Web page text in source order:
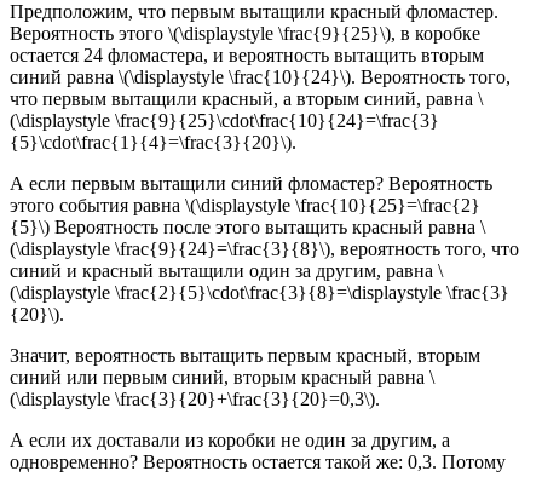
Предположим, что первым вытащили красный фломастер.
Вероятность этого \(\displaystyle \frac{9}{25}\), в коробке
остается 24 фломастера, и вероятность вытащить вторым
синий равна \(\displaystyle \frac{10}{24}\). Вероятность того,
что первым вытащили красный, а вторым синий, равна \
(\displaystyle \frac{9}{25}\cdot\frac{10}{24}=\frac{3}
{5}\cdot\frac{1}{4}=\frac{3}{20}\).
А если первым вытащили синий фломастер? Вероятность
этого события равна \(\displaystyle \frac{10}{25}=\frac{2}
{5}\) Вероятность после этого вытащить красный равна \
(\displaystyle \frac{9}{24}=\frac{3}{8}\), вероятность того, что
синий и красный вытащили один за другим, равна \
(\displaystyle \frac{2}{5}\cdot\frac{3}{8}=\displaystyle \frac{3}
{20}\).
Значит, вероятность вытащить первым красный, вторым
синий или первым синий, вторым красный равна \
(\displaystyle \frac{3}{20}+\frac{3}{20}=0,3\).
А если их доставали из коробки не один за другим, а
одновременно? Вероятность остается такой же: 0,3. Потому